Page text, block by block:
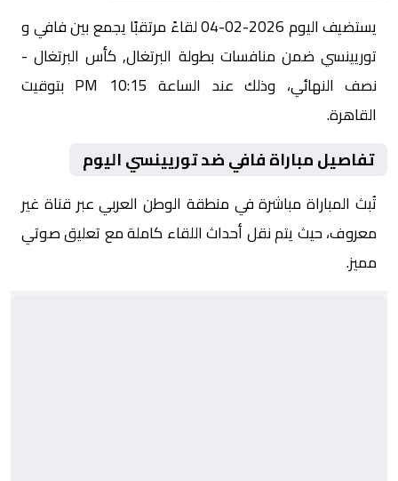
يستضيف اليوم 2026-02-04 لقاءً مرتقبًا يجمع بين فافي و
توريينسي ضمن منافسات بطولة البرتغال, كأس البرتغال -
نصف النهائي، وذلك عند الساعة 10:15 PM بتوقيت
القاهرة.
تفاصيل مباراة فافي ضد توريينسي اليوم
تُبث المباراة مباشرة في منطقة الوطن العربي عبر قناة غير
معروف، حيث يتم نقل أحداث اللقاء كاملة مع تعليق صوتي
مميز.